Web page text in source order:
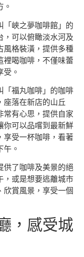
。
「峽之夢咖啡館」的
，可以俯瞰淡水河及
風格裝潢，提供多種
裡喝咖啡，不僅味蕾
受。
「福丸咖啡」的咖啡
座落在新店的山丘
常有心思，提供自家
你可以品嚐到最新鮮
享受一杯咖啡，看著
午。
供了咖啡及美景的絕
，或是想要逃離城市
欣賞風景，享受一個
，感受城